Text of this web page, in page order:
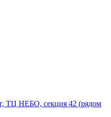
ТЦ НЕБО, секция 42 (рядом